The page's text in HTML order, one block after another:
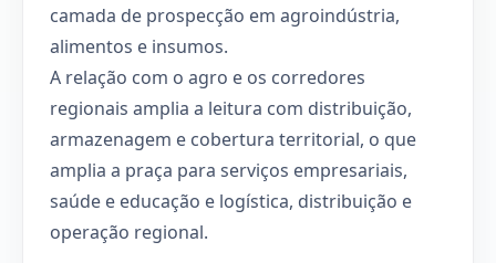
camada de prospecção em agroindústria,
alimentos e insumos.
A relação com o agro e os corredores
regionais amplia a leitura com distribuição,
armazenagem e cobertura territorial, o que
amplia a praça para serviços empresariais,
saúde e educação e logística, distribuição e
operação regional.